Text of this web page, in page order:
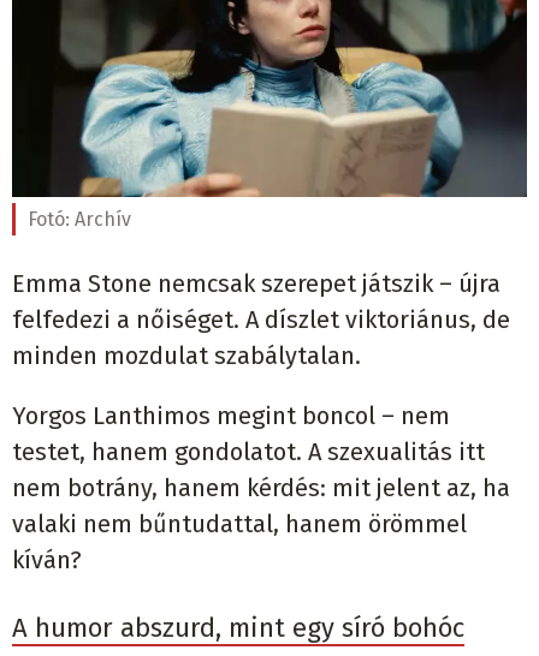
Fotó: Archív
Emma Stone nemcsak szerepet játszik – újra
felfedezi a nőiséget. A díszlet viktoriánus, de
minden mozdulat szabálytalan.
Yorgos Lanthimos megint boncol – nem
testet, hanem gondolatot. A szexualitás itt
nem botrány, hanem kérdés: mit jelent az, ha
valaki nem bűntudattal, hanem örömmel
kíván?
A humor abszurd, mint egy síró bohóc